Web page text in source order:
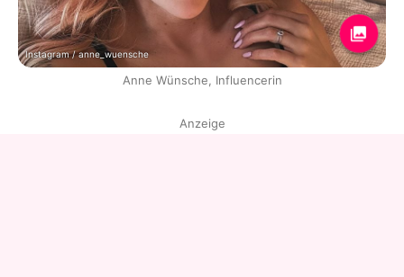
Instagram / anne_wuensche
Anne Wünsche, Influencerin
Anzeige